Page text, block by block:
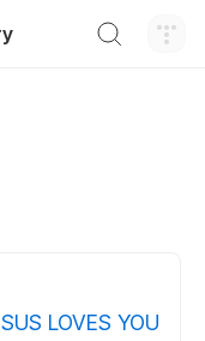
LOVES YOU